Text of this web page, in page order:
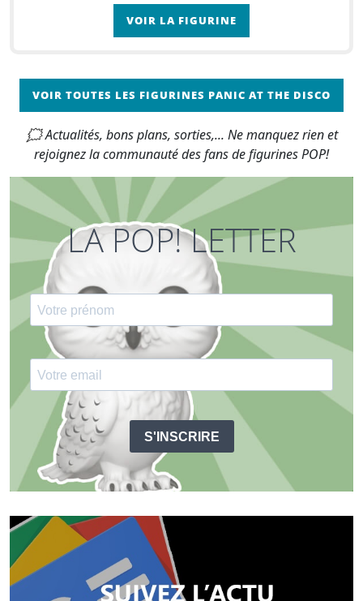
VOIR LA FIGURINE
VOIR TOUTES LES FIGURINES PANIC AT THE DISCO
🗯 Actualités, bons plans, sorties,... Ne manquez rien et
rejoignez la communauté des fans de figurines POP!
LA POP! LETTER
S'INSCRIRE